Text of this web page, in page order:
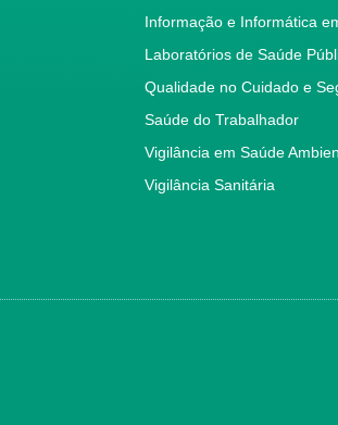
Informação e Informática
Laboratórios de Saúde
Qualidade no Cuidado e
Saúde do Trabalhador
Vigilância em Saúde
Vigilância Sanitária